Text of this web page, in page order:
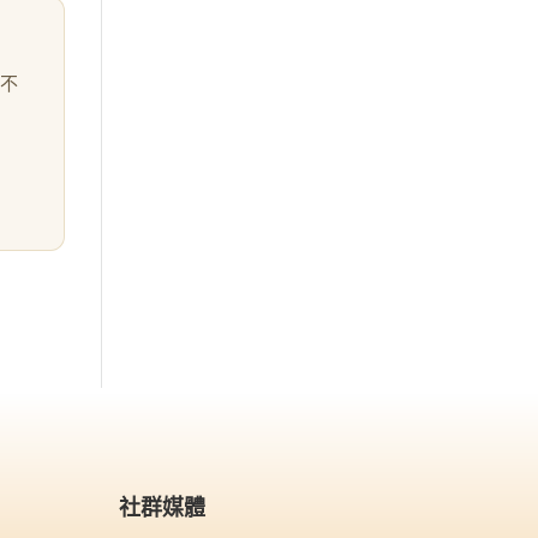
社群媒體